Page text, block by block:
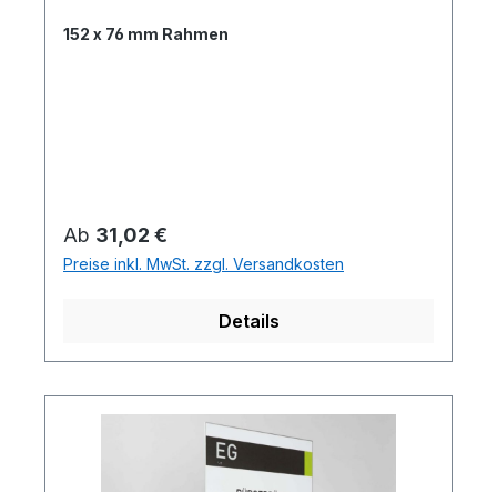
152 x 76 mm Rahmen
Regulärer Preis:
Ab 31,02 €
Preise inkl. MwSt. zzgl. Versandkosten
Details